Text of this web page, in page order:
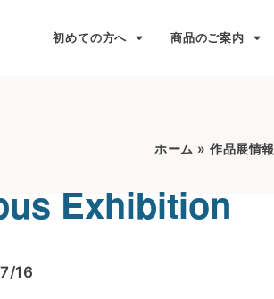
初めての方へ 商品のご案内
ホーム »作品展情報
Exhibition
16